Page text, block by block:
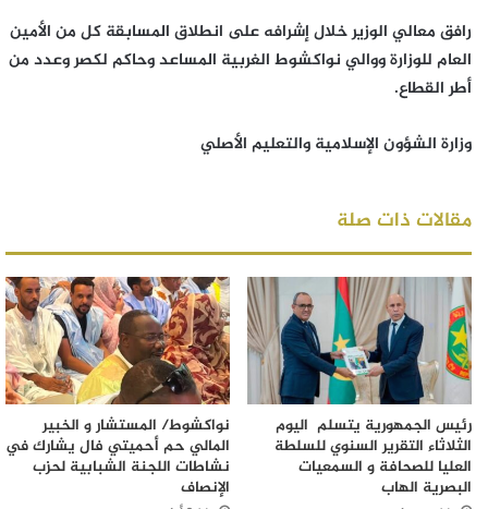
رافق معالي الوزير خلال إشرافه على انطلاق المسابقة كل من الأمين
العام للوزارة ووالي نواكشوط الغربية المساعد وحاكم لكصر وعدد من
أطر القطاع.
وزارة الشؤون الإسلامية والتعليم الأصلي
مقالات ذات صلة
رئيس الجمهورية يتسلم اليوم
الثلاثاء التقرير السنوي للسلطة
العليا للصحافة و السمعيات
البصرية الهاب
نواكشوط/ المستشار و الخبير
المالي حم أحميتي فال يشارك في
نشاطات اللجنة الشبابية لحزب
الإنصاف